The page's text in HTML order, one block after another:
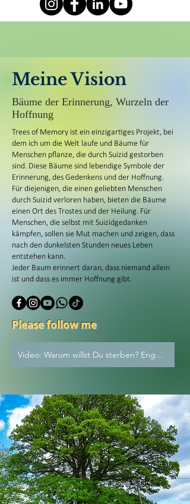
Meine Vision
Bäume der Erinnerung, Wurzeln der
Hoffnung
Trees of Memory ist ein einzigartiges Projekt, bei
dem ich um die Welt laufe und Bäume für
Menschen pflanze, die durch Suizid gestorben
sind. Diese Bäume sind lebendige Symbole der
Erinnerung, des Gedenkens und der Hoffnung.
Für diejenigen, die einen geliebten Menschen
durch Suizid verloren haben, bieten die Bäume
einen Ort des Trostes und der Heilung. Für
Menschen, die selbst mit Suizidgedanken
kämpfen, sollen sie Mut machen und zeigen, dass
nach den dunkelsten Stunden neues Leben
entstehen kann.
Jeder Baum erinnert daran, dass niemand allein
ist und dass es immer Hoffnung gibt.
Please follow me
Video: Warum willst Du sterben? Engel fragt...